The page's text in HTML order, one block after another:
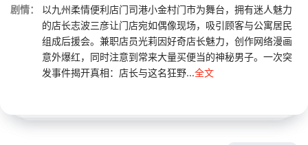
剧情：
以九州柔情便利店门司港小金村门市为舞台，拥有迷人魅力
的店长志波三彦让门店宛如偶像现场，吸引顾客与公寓居民
组成后援会。兼职店员光莉因好奇店长魅力，创作网络漫画
意外爆红，同时注意到常来大量买便当的神秘男子。一次突
发事件揭开真相：店长与这名狂野...全文